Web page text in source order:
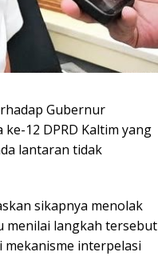
Gubernur
12 DPRD Kaltim yang
lantaran tidak
sikapnya menolak
menilai langkah tersebut
interpelasi